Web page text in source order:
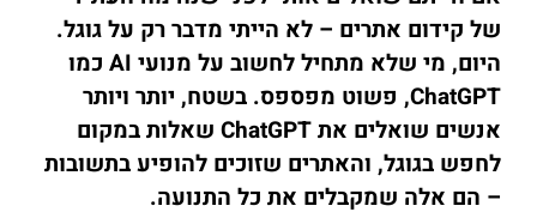
של קידום אתרים – לא הייתי מדבר רק על גוגל.
היום, מי שלא מתחיל לחשוב על מנועי AI כמו
ChatGPT, פשוט מפספס. בשטח, יותר ויותר
אנשים שואלים את ChatGPT שאלות במקום
לחפש בגוגל, והאתרים שזוכים להופיע בתשובות
– הם אלה שמקבלים את כל התנועה.